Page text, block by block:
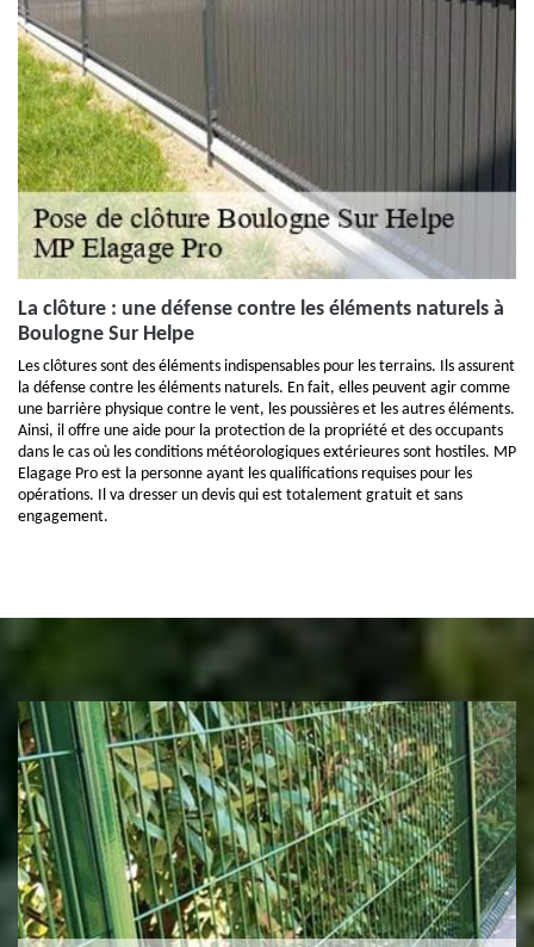
La clôture : une défense contre les éléments naturels à
Boulogne Sur Helpe
Les clôtures sont des éléments indispensables pour les terrains. Ils assurent
la défense contre les éléments naturels. En fait, elles peuvent agir comme
une barrière physique contre le vent, les poussières et les autres éléments.
Ainsi, il offre une aide pour la protection de la propriété et des occupants
dans le cas où les conditions météorologiques extérieures sont hostiles. MP
Elagage Pro est la personne ayant les qualifications requises pour les
opérations. Il va dresser un devis qui est totalement gratuit et sans
engagement.